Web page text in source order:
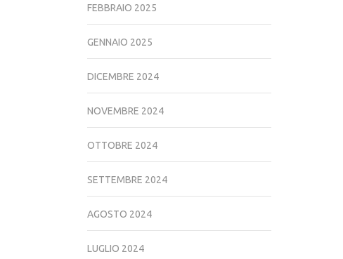
FEBBRAIO 2025
GENNAIO 2025
DICEMBRE 2024
NOVEMBRE 2024
OTTOBRE 2024
SETTEMBRE 2024
AGOSTO 2024
LUGLIO 2024